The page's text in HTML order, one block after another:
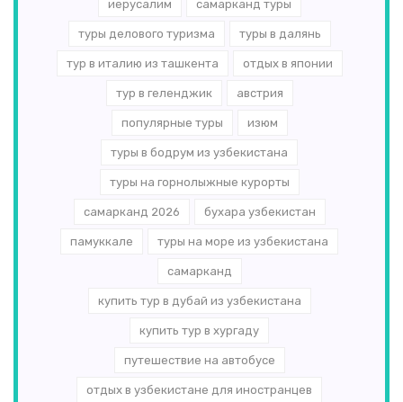
иерусалим самарканд туры
туры делового туризма туры в далянь
тур в италию из ташкента отдых в японии
тур в геленджик австрия
популярные туры изюм
туры в бодрум из узбекистана
туры на горнолыжные курорты
самарканд 2026 бухара узбекистан
памуккале туры на море из узбекистана
самарканд
купить тур в дубай из узбекистана
купить тур в хургаду
путешествие на автобусе
отдых в узбекистане для иностранцев